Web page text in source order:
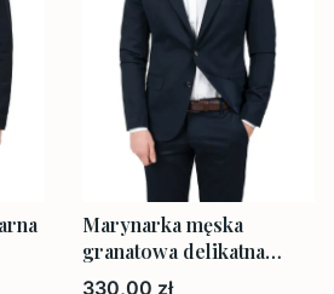
Marynarka męska
granatowa delikatna
struktura
Cena
330,00 zł